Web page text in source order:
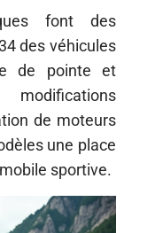
font des
des véhicules
de pointe et
de moteurs
une place
sportive.